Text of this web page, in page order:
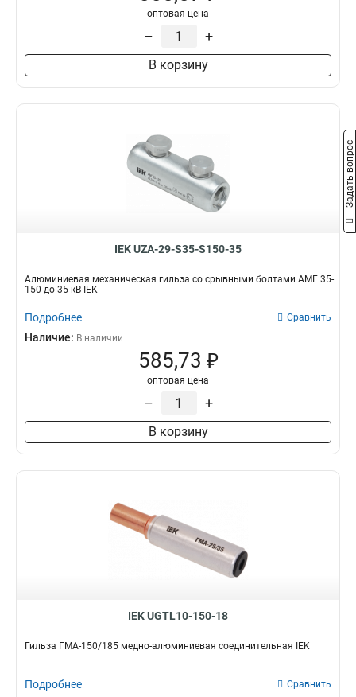
оптовая цена
– +
В корзину
IEK UZA-29-S35-S150-35
Алюминиевая механическая гильза со срывными болтами АМГ 35-
150 до 35 кВ IEK
Подробнее Сравнить
Наличие: В наличии
585,73 ₽
оптовая цена
– +
В корзину
IEK UGTL10-150-18
Гильза ГМА-150/185 медно-алюминиевая соединительная IEK
Подробнее Сравнить
Задать вопрос